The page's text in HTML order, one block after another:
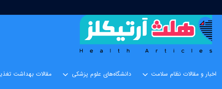
اخبار و مقالات نظام سلامت دانشگاه‌های علوم پزشکی مقالات بهداشت